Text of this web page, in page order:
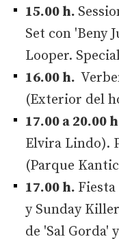
15.00 h.
Set con 'Beny
Looper.
16.00 h.
(Exterior del
17.00 a 20.00
Elvira Lindo).
(Parque
17.00 h. Fiesta
y Sunday
de 'Sal Gorda'